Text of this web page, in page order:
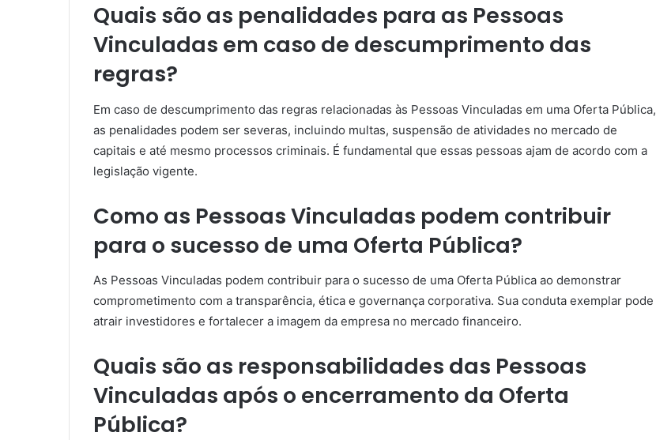
Quais são as penalidades para as Pessoas
Vinculadas em caso de descumprimento das
regras?
Em caso de descumprimento das regras relacionadas às Pessoas Vinculadas em uma Oferta Pública,
as penalidades podem ser severas, incluindo multas, suspensão de atividades no mercado de
capitais e até mesmo processos criminais. É fundamental que essas pessoas ajam de acordo com a
legislação vigente.
Como as Pessoas Vinculadas podem contribuir
para o sucesso de uma Oferta Pública?
As Pessoas Vinculadas podem contribuir para o sucesso de uma Oferta Pública ao demonstrar
comprometimento com a transparência, ética e governança corporativa. Sua conduta exemplar pode
atrair investidores e fortalecer a imagem da empresa no mercado financeiro.
Quais são as responsabilidades das Pessoas
Vinculadas após o encerramento da Oferta
Pública?